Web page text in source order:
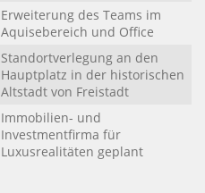
Erweiterung des Teams im
Aquisebereich und Office
Standortverlegung an den
Hauptplatz in der historischen
Altstadt von Freistadt
Immobilien- und
Investmentfirma für
Luxusrealitäten geplant